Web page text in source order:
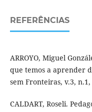
REFERÊNCIAS
ARROYO, Miguel
que temos a aprender
sem Fronteiras, v.3,
CALDART, Roseli.